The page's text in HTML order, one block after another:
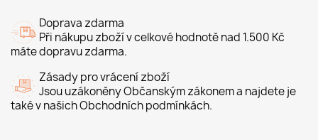
Doprava zdarma
Při nákupu zboží v celkové hodnotě nad 1.500 Kč
máte dopravu zdarma.
Zásady pro vrácení zboží
Jsou uzákoněny Občanským zákonem a najdete je
také v našich Obchodních podmínkách.